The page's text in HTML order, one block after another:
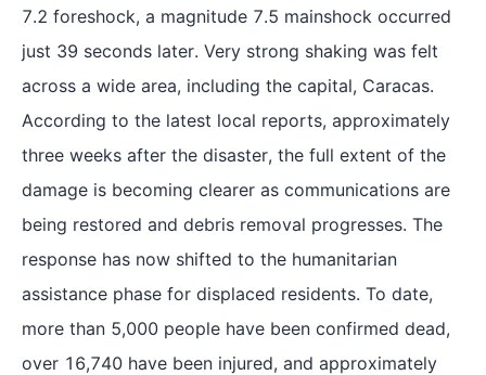
7.2 foreshock, a magnitude 7.5 mainshock occurred
just 39 seconds later. Very strong shaking was felt
across a wide area, including the capital, Caracas.
According to the latest local reports, approximately
three weeks after the disaster, the full extent of the
damage is becoming clearer as communications are
being restored and debris removal progresses. The
response has now shifted to the humanitarian
assistance phase for displaced residents. To date,
more than 5,000 people have been confirmed dead,
over 16,740 have been injured, and approximately